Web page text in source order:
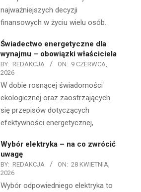
najważniejszych decyzji
finansowych w życiu wielu osób.
Świadectwo energetyczne dla
wynajmu – obowiązki właściciela
BY: REDAKCJA ON: 9 CZERWCA,
2026
W dobie rosnącej świadomości
ekologicznej oraz zaostrzających
się przepisów dotyczących
efektywności energetycznej,
Wybór elektryka – na co zwrócić
uwagę
BY: REDAKCJA ON: 28 KWIETNIA,
2026
Wybór odpowiedniego elektryka to